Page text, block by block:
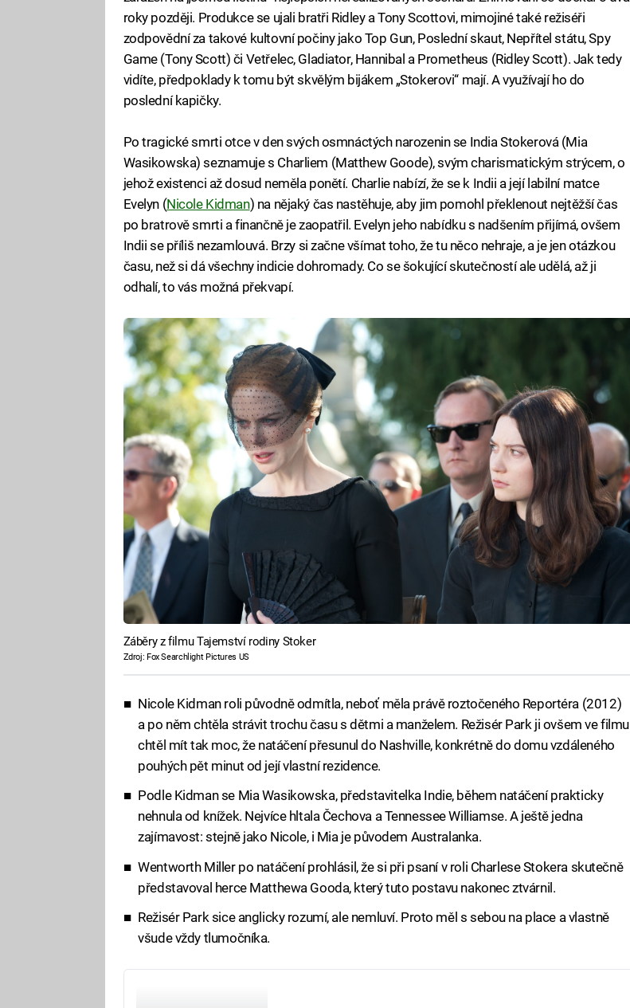
roky později. Produkce se ujali bratři Ridley a Tony Scottovi, mimojiné také režiséři
zodpovědní za takové kultovní počiny jako Top Gun, Poslední skaut, Nepřítel státu, Spy
Game (Tony Scott) či Vetřelec, Gladiator, Hannibal a Prometheus (Ridley Scott). Jak tedy
vidíte, předpoklady k tomu být skvělým bijákem „Stokerovi“ mají. A využívají ho do
poslední kapičky.
Po tragické smrti otce v den svých osmnáctých narozenin se India Stokerová (Mia
Wasikowska) seznamuje s Charliem (Matthew Goode), svým charismatickým strýcem, o
jehož existenci až dosud neměla ponětí. Charlie nabízí, že se k Indii a její labilní matce
Evelyn (Nicole Kidman) na nějaký čas nastěhuje, aby jim pomohl překlenout nejtěžší čas
po bratrově smrti a finančně je zaopatřil. Evelyn jeho nabídku s nadšením přijímá, ovšem
Indii se příliš nezamlouvá. Brzy si začne všímat toho, že tu něco nehraje, a je jen otázkou
času, než si dá všechny indicie dohromady. Co se šokující skutečností ale udělá, až ji
odhalí, to vás možná překvapí.
Záběry z filmu Tajemství rodiny Stoker
Zdroj: Fox Searchlight Pictures US
Nicole Kidman roli původně odmítla, neboť měla právě roztočeného Reportéra (2012)
a po něm chtěla strávit trochu času s dětmi a manželem. Režisér Park ji ovšem ve filmu
chtěl mít tak moc, že natáčení přesunul do Nashville, konkrétně do domu vzdáleného
pouhých pět minut od její vlastní rezidence.
Podle Kidman se Mia Wasikowska, představitelka Indie, během natáčení prakticky
nehnula od knížek. Nejvíce hltala Čechova a Tennessee Williamse. A ještě jedna
zajímavost: stejně jako Nicole, i Mia je původem Australanka.
Wentworth Miller po natáčení prohlásil, že si při psaní v roli Charlese Stokera skutečně
představoval herce Matthewa Gooda, který tuto postavu nakonec ztvárnil.
Režisér Park sice anglicky rozumí, ale nemluví. Proto měl s sebou na place a vlastně
všude vždy tlumočníka.